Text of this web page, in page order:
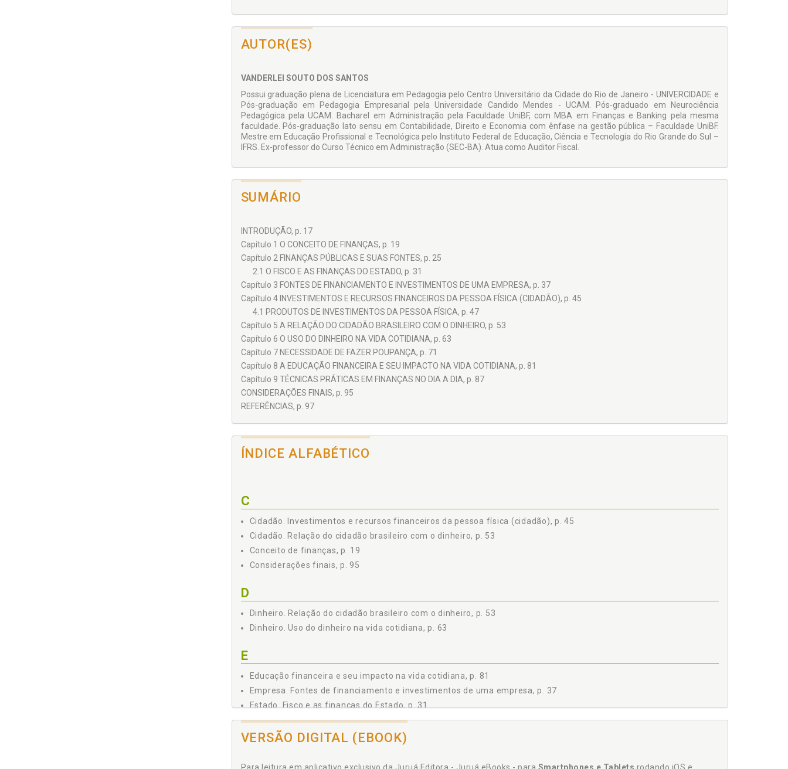
AUTOR(ES)
VANDERLEI SOUTO DOS SANTOS
Possui graduação plena de Licenciatura em Pedagogia pelo Centro Universitário da Cidade do Rio de Janeiro - UNIVERCIDADE e
Pós-graduação em Pedagogia Empresarial pela Universidade Candido Mendes - UCAM. Pós-graduado em Neurociência
Pedagógica pela UCAM. Bacharel em Administração pela Faculdade UniBF, com MBA em Finanças e Banking pela mesma
faculdade. Pós-graduação lato sensu em Contabilidade, Direito e Economia com ênfase na gestão pública – Faculdade UniBF.
Mestre em Educação Profissional e Tecnológica pelo Instituto Federal de Educação, Ciência e Tecnologia do Rio Grande do Sul –
IFRS. Ex-professor do Curso Técnico em Administração (SEC-BA). Atua como Auditor Fiscal.
SUMÁRIO
INTRODUÇÃO, p. 17
Capítulo 1 O CONCEITO DE FINANÇAS, p. 19
Capítulo 2 FINANÇAS PÚBLICAS E SUAS FONTES, p. 25
2.1 O FISCO E AS FINANÇAS DO ESTADO, p. 31
Capítulo 3 FONTES DE FINANCIAMENTO E INVESTIMENTOS DE UMA EMPRESA, p. 37
Capítulo 4 INVESTIMENTOS E RECURSOS FINANCEIROS DA PESSOA FÍSICA (CIDADÃO), p. 45
4.1 PRODUTOS DE INVESTIMENTOS DA PESSOA FÍSICA, p. 47
Capítulo 5 A RELAÇÃO DO CIDADÃO BRASILEIRO COM O DINHEIRO, p. 53
Capítulo 6 O USO DO DINHEIRO NA VIDA COTIDIANA, p. 63
Capítulo 7 NECESSIDADE DE FAZER POUPANÇA, p. 71
Capítulo 8 A EDUCAÇÃO FINANCEIRA E SEU IMPACTO NA VIDA COTIDIANA, p. 81
Capítulo 9 TÉCNICAS PRÁTICAS EM FINANÇAS NO DIA A DIA, p. 87
CONSIDERAÇÕES FINAIS, p. 95
REFERÊNCIAS, p. 97
ÍNDICE ALFABÉTICO
C
Cidadão. Investimentos e recursos financeiros da pessoa física (cidadão), p. 45
Cidadão. Relação do cidadão brasileiro com o dinheiro, p. 53
Conceito de finanças, p. 19
Considerações finais, p. 95
D
Dinheiro. Relação do cidadão brasileiro com o dinheiro, p. 53
Dinheiro. Uso do dinheiro na vida cotidiana, p. 63
E
Educação financeira e seu impacto na vida cotidiana, p. 81
Empresa. Fontes de financiamento e investimentos de uma empresa, p. 37
Estado. Fisco e as finanças do Estado, p. 31
F
VERSÃO DIGITAL (EBOOK)